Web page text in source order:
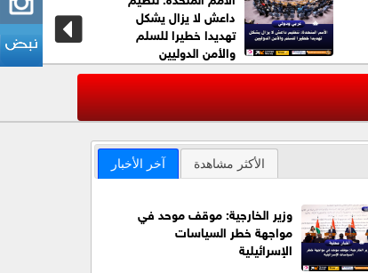
داعش لا يزال يشكل
تهديدا خطيرا للسلم
والأمن الدوليين
آخر الأخبار الأكثر مشاهدة
وزير الخارجية: موقف موحد في
مواجهة خطر السياسات
الإسرائيلية